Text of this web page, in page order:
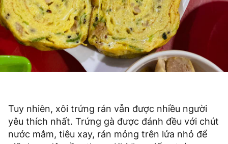
Tuy nhiên, xôi trứng rán vẫn được nhiều người
yêu thích nhất. Trứng gà được đánh đều với chút
nước mắm, tiêu xay, rán mỏng trên lửa nhỏ để